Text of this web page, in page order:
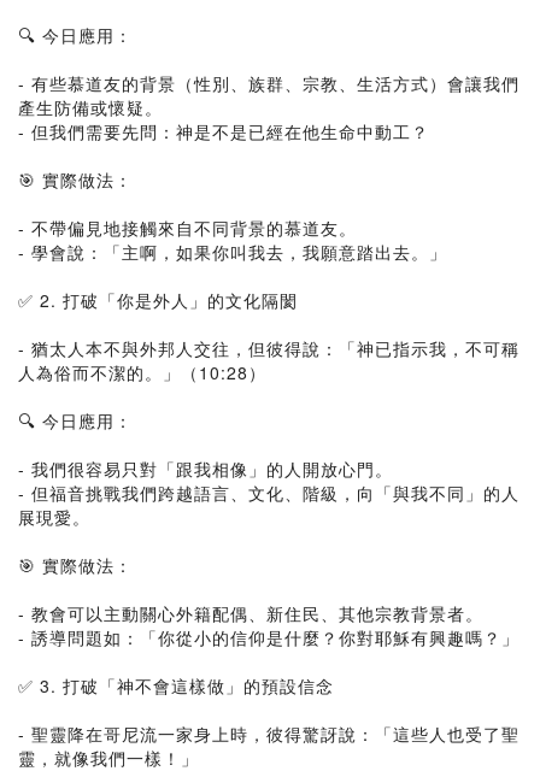
🔍 今日應用：
- 有些慕道友的背景（性別、族群、宗教、生活方式）會讓我們
產生防備或懷疑。
- 但我們需要先問：神是不是已經在他生命中動工？
🎯 實際做法：
- 不帶偏見地接觸來自不同背景的慕道友。
- 學會說：「主啊，如果你叫我去，我願意踏出去。」
✅ 2. 打破「你是外人」的文化隔閡
- 猶太人本不與外邦人交往，但彼得說：「神已指示我，不可稱
人為俗而不潔的。」（10:28）
🔍 今日應用：
- 我們很容易只對「跟我相像」的人開放心門。
- 但福音挑戰我們跨越語言、文化、階級，向「與我不同」的人
展現愛。
🎯 實際做法：
- 教會可以主動關心外籍配偶、新住民、其他宗教背景者。
- 誘導問題如：「你從小的信仰是什麼？你對耶穌有興趣嗎？」
✅ 3. 打破「神不會這樣做」的預設信念
- 聖靈降在哥尼流一家身上時，彼得驚訝說：「這些人也受了聖
靈，就像我們一樣！」